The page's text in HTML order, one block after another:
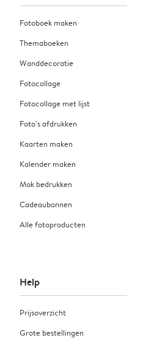
Fotoboek maken
Themaboeken
Wanddecoratie
Fotocollage
Fotocollage met lijst
Foto’s afdrukken
Kaarten maken
Kalender maken
Mok bedrukken
Cadeaubonnen
Alle fotoproducten
Help
Prijsoverzicht
Grote bestellingen